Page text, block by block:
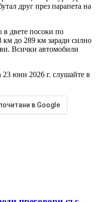
друг през парапета на
двете посоки по
км до 289 км заради силно
Всички автомобили
юни 2026 г. слушайте в
в Google